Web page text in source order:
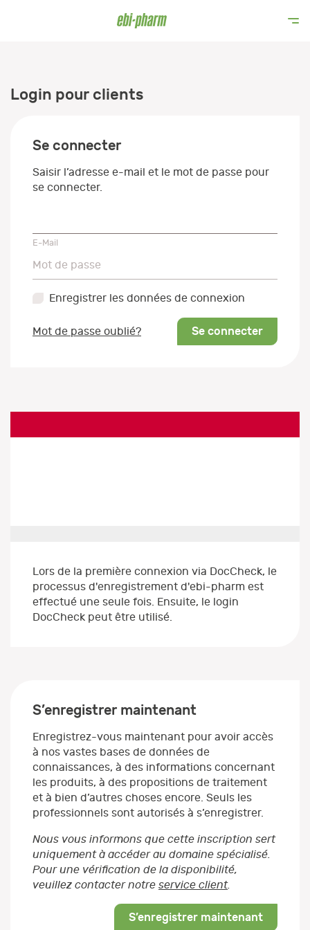
Login pour clients
Se connecter
Saisir l’adresse e-mail et le mot de passe pour
se connecter.
E-Mail
Mot de passe
Mot de passe
Enregistrer les données de connexion
Mot de passe oublié? Se connecter
Lors de la première connexion via DocCheck, le
processus d'enregistrement d'ebi-pharm est
effectué une seule fois. Ensuite, le login
DocCheck peut être utilisé.
S’enregistrer maintenant
Enregistrez-vous maintenant pour avoir accès
à nos vastes bases de données de
connaissances, à des informations concernant
les produits, à des propositions de traitement
et à bien d’autres choses encore. Seuls les
professionnels sont autorisés à s’enregistrer.
Nous vous informons que cette inscription sert
uniquement à accéder au domaine spécialisé.
Pour une vérification de la disponibilité,
veuillez contacter notre service client.
S’enregistrer maintenant